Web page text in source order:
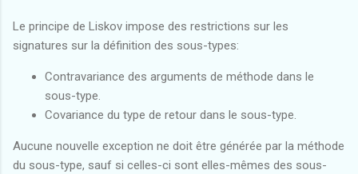
Le principe de Liskov impose des restrictions sur les
signatures sur la définition des sous-types:
Contravariance des arguments de méthode dans le
sous-type.
Covariance du type de retour dans le sous-type.
Aucune nouvelle exception ne doit être générée par la méthode
du sous-type, sauf si celles-ci sont elles-mêmes des sous-